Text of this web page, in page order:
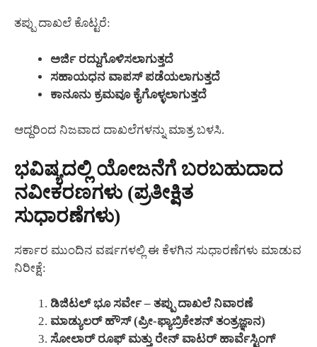
ತಪ್ಪು ದಾಖಲೆ ಕೊಟ್ಟರೆ:
ಅರ್ಜಿ ರದ್ದುಗೊಳಿಸಲಾಗುತ್ತದೆ
ಸಹಾಯಧನ ವಾಪಸ್ ಪಡೆಯಲಾಗುತ್ತದೆ
ಕಾನೂನು ಕ್ರಮವೂ ಕೈಗೊಳ್ಳಲಾಗುತ್ತದೆ
ಆದ್ದರಿಂದ ನಿಜವಾದ ದಾಖಲೆಗಳನ್ನು ಮಾತ್ರ ಬಳಸಿ.
ಭವಿಷ್ಯದಲ್ಲಿ ಯೋಜನೆಗೆ ಬರಬಹುದಾದ
ನವೀಕರಣಗಳು (ಪ್ರತೀಕ್ಷಿತ
ಸುಧಾರಣೆಗಳು)
ಸರ್ಕಾರ ಮುಂದಿನ ವರ್ಷಗಳಲ್ಲಿ ಈ ಕೆಳಗಿನ ಸುಧಾರಣೆಗಳು ಮಾಡುವ
ನಿರೀಕ್ಷೆ:
ಡಿಜಿಟಲ್ ಭೂ ಸರ್ವೇ – ತಪ್ಪು ದಾಖಲೆ ನಿವಾರಣೆ
ಮಾಡ್ಯುಲರ್ ಹೌಸ್ (ಪ್ರೀ-ಫ್ಯಾಬ್ರಿಕೇಶನ್ ತಂತ್ರಜ್ಞಾನ)
ಸೋಲಾರ್ ರೂಫ್ ಮತ್ತು ರೇನ್ ವಾಟರ್ ಹಾರ್ವೆಸ್ಟಿಂಗ್